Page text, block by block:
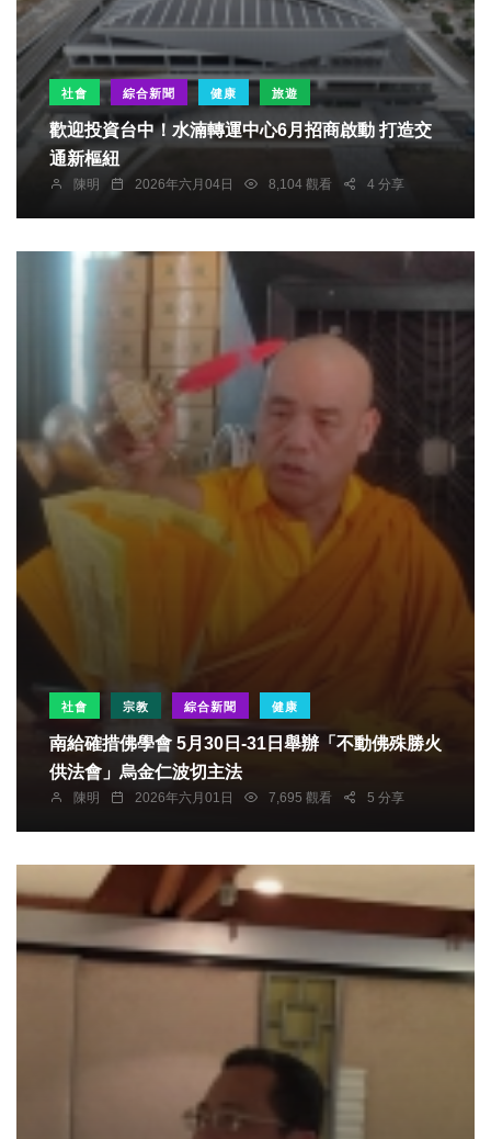
社會 綜合新聞 健康 旅遊
歡迎投資台中！水湳轉運中心6月招商啟動 打造交
通新樞紐
陳明 2026年六月04日 8,104 觀看 4 分享
社會 宗教 綜合新聞 健康
南給確措佛學會 5月30日-31日舉辦「不動佛殊勝火
供法會」烏金仁波切主法
陳明 2026年六月01日 7,695 觀看 5 分享